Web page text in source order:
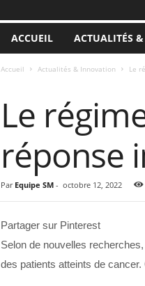
ACCUEIL ACTUALITÉS
Accueil Actualités & Innovation Le
Le
réponse
Par Equipe SM- octobre 12, 2022
Partager sur Pinterest
Selon de nouvelles
des patients atteints de